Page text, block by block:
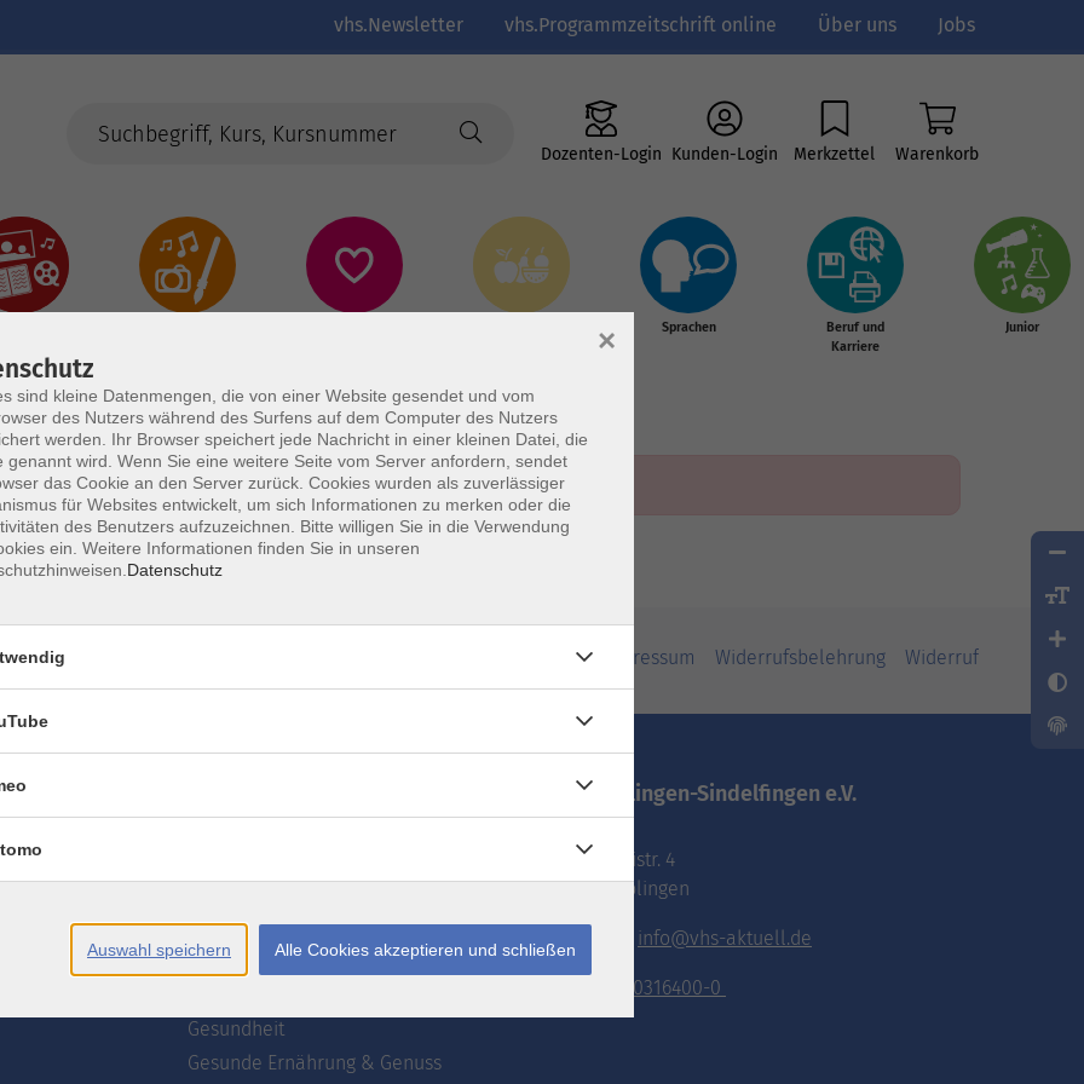
vhs.Newsletter vhs.Programmzeitschrift online Über uns Jobs
Dozenten-Login Kunden-Login Merkzettel Warenkorb
Sprachen
Beruf und
Karriere
Junior
Erklärung zur Barrierefreiheit Impressum Widerrufsbelehrung Widerruf
Akademie
Kultur
Gesundheit
Gesunde Ernährung & Genuss
vhs.Böblingen-Sindelfingen e.V.
Pestalozzistr. 4
71032 Böblingen
info@vhs-aktuell.de
070316400-0
sind kleine Datenmengen, die von einer Website gesendet und vom
des Nutzers während des Surfens auf dem Computer des Nutzers
werden. Ihr Browser speichert jede Nachricht in einer kleinen Datei, die
genannt wird. Wenn Sie eine weitere Seite vom Server anfordern, sendet
das Cookie an den Server zurück. Cookies wurden als zuverlässiger
für Websites entwickelt, um sich Informationen zu merken oder die
des Benutzers aufzuzeichnen. Bitte willigen Sie in die Verwendung
ein. Weitere Informationen finden Sie in unseren
Datenschutz
×
Auswahl speichern Alle Cookies akzeptieren und schließen